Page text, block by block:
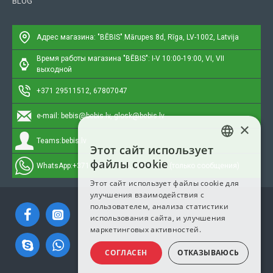
Адрес магазина: "BĒBIS" Mārupes 8d, Rīga, LV-1002, Latvija
Время работы магазина "BĒBIS": I-V 10:00-19:00, VI, VII
выходной
+371 29511512, 67807047
e-mail: bebis@bebis.lv, glosk@bebis.lv
Teams: bebis.lv
WhatsApp:+371 295511512, 20579272 (только сообщения)
×
Этот сайт использует
файлы cookie
Этот сайт использует файлы cookie для
улучшения взаимодействия с
пользователем, анализа статистики
использования сайта, и улучшения
маркетинговых активностей.
СОГЛАСЕН ОТКАЗЫВАЮСЬ